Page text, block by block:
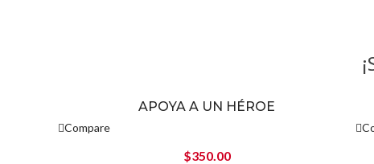
APOYA A UN HÉROE
Compare
$350.00